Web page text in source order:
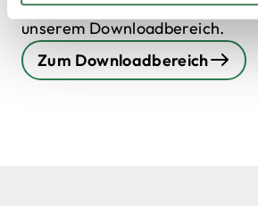
unserem Downloadbereich.
Zum Downloadbereich